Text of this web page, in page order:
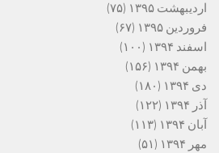
اردیبهشت ۱۳۹۵
(۷۵)
فروردین ۱۳۹۵
(۶۷)
اسفند ۱۳۹۴
(۱۰۰)
بهمن ۱۳۹۴
(۱۵۶)
دی ۱۳۹۴
(۱۸۰)
آذر ۱۳۹۴
(۱۲۲)
آبان ۱۳۹۴
(۱۱۳)
مهر ۱۳۹۴
(۵۱)